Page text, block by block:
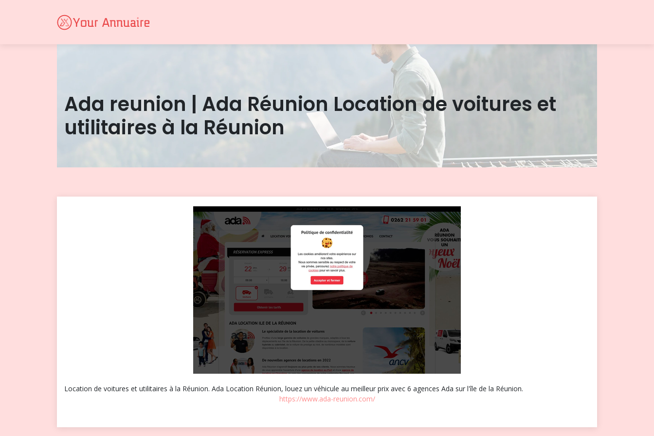
Ada reunion | Ada Réunion Location de voitures et
utilitaires à la Réunion
Location de voitures et utilitaires à la Réunion. Ada Location Réunion, louez un véhicule au meilleur prix avec 6 agences Ada sur l'île de la Réunion.
https://www.ada-reunion.com/